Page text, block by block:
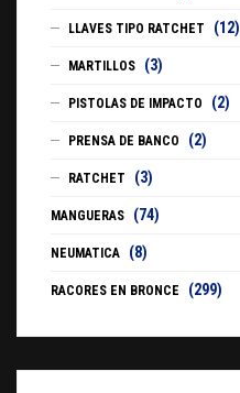
LLAVES TIPO RATCHET (12)
MARTILLOS (3)
PISTOLAS DE IMPACTO (2)
PRENSA DE BANCO (2)
RATCHET (3)
MANGUERAS (74)
NEUMATICA (8)
RACORES EN BRONCE (299)